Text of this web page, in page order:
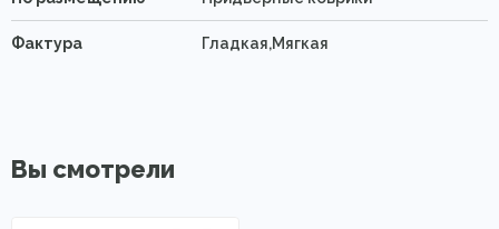
Фактура Гладкая,Мягкая
Вы смотрели